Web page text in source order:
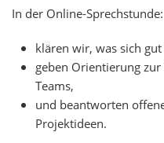
In der Online-Sprechstunde:
klären wir, was sich
geben Orientierung
Teams,
und beantworten
Projektideen.